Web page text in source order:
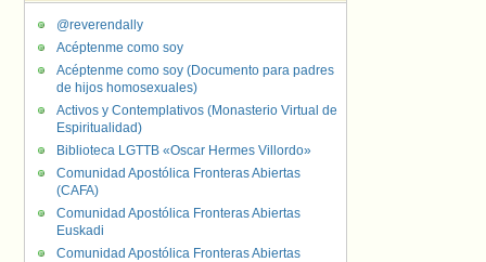
@reverendally
Acéptenme como soy
Acéptenme como soy (Documento para padres
de hijos homosexuales)
Activos y Contemplativos (Monasterio Virtual de
Espiritualidad)
Biblioteca LGTTB «Oscar Hermes Villordo»
Comunidad Apostólica Fronteras Abiertas
(CAFA)
Comunidad Apostólica Fronteras Abiertas
Euskadi
Comunidad Apostólica Fronteras Abiertas